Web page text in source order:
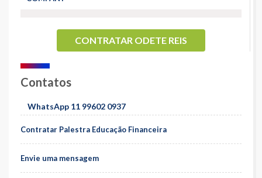
CONTRATAR ODETE REIS
Contatos
WhatsApp 11 99602 0937
Contratar Palestra Educação Financeira
Envie uma mensagem